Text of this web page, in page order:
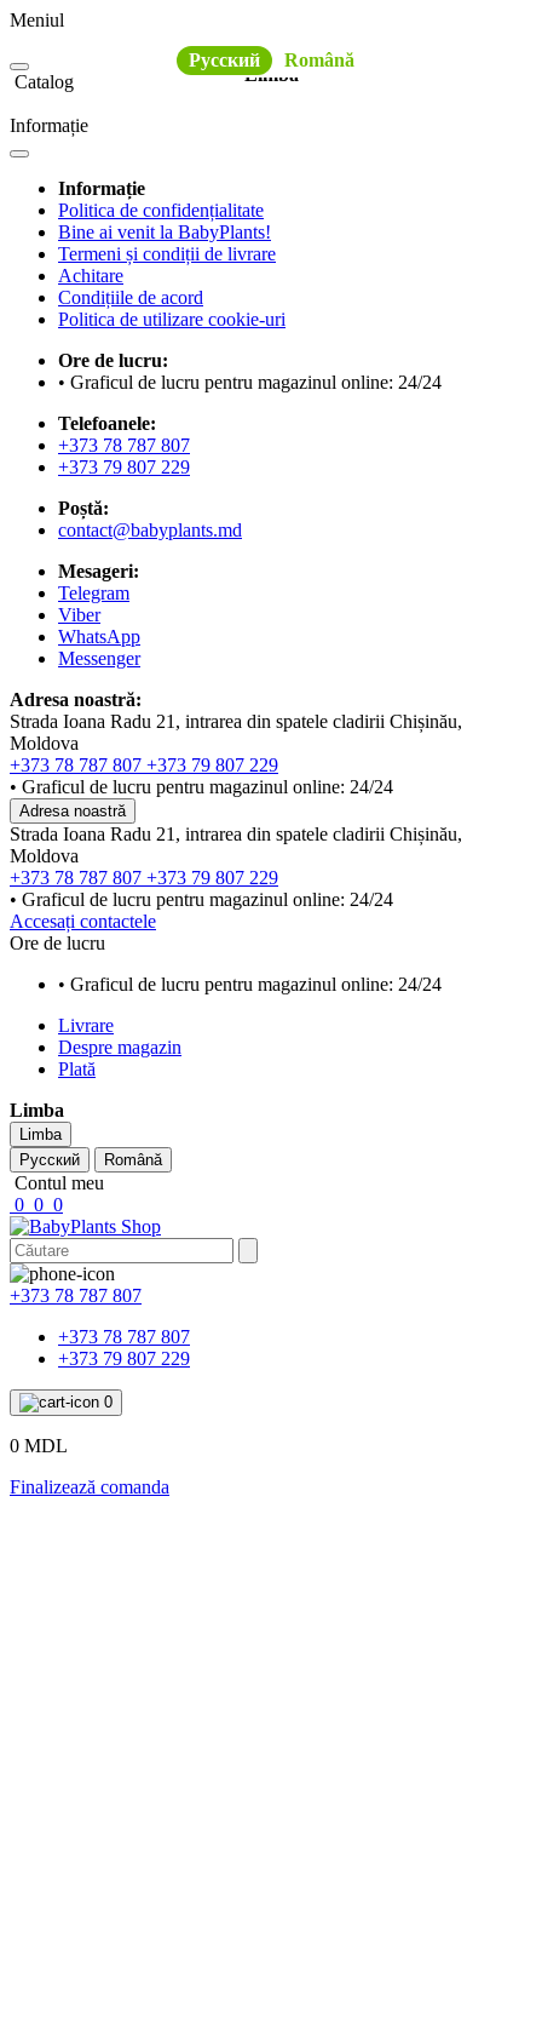
Meniul
Limba
Русский
Română
Catalog
Informație
Informație
Politica de confidențialitate
Bine ai venit la BabyPlants!
Termeni și condiții de livrare
Achitare
Condițiile de acord
Politica de utilizare cookie-uri
Ore de lucru:
• Graficul de lucru pentru magazinul online: 24/24
Telefoanele:
+373 78 787 807
+373 79 807 229
Poștă:
contact@babyplants.md
Mesageri:
Telegram
Viber
WhatsApp
Messenger
Adresa noastră:
Strada Ioana Radu 21, intrarea din spatele cladirii Chișinău,
Moldova
+373 78 787 807 +373 79 807 229
• Graficul de lucru pentru magazinul online: 24/24
Adresa noastră
Strada Ioana Radu 21, intrarea din spatele cladirii Chișinău,
Moldova
+373 78 787 807 +373 79 807 229
• Graficul de lucru pentru magazinul online: 24/24
Accesați contactele
Ore de lucru
• Graficul de lucru pentru magazinul online: 24/24
Livrare
Despre magazin
Plată
Limba
Limba
Русский
Română
Contul meu
0 0 0
+373 78 787 807
+373 78 787 807
+373 79 807 229
0
0 MDL
Finalizează comanda